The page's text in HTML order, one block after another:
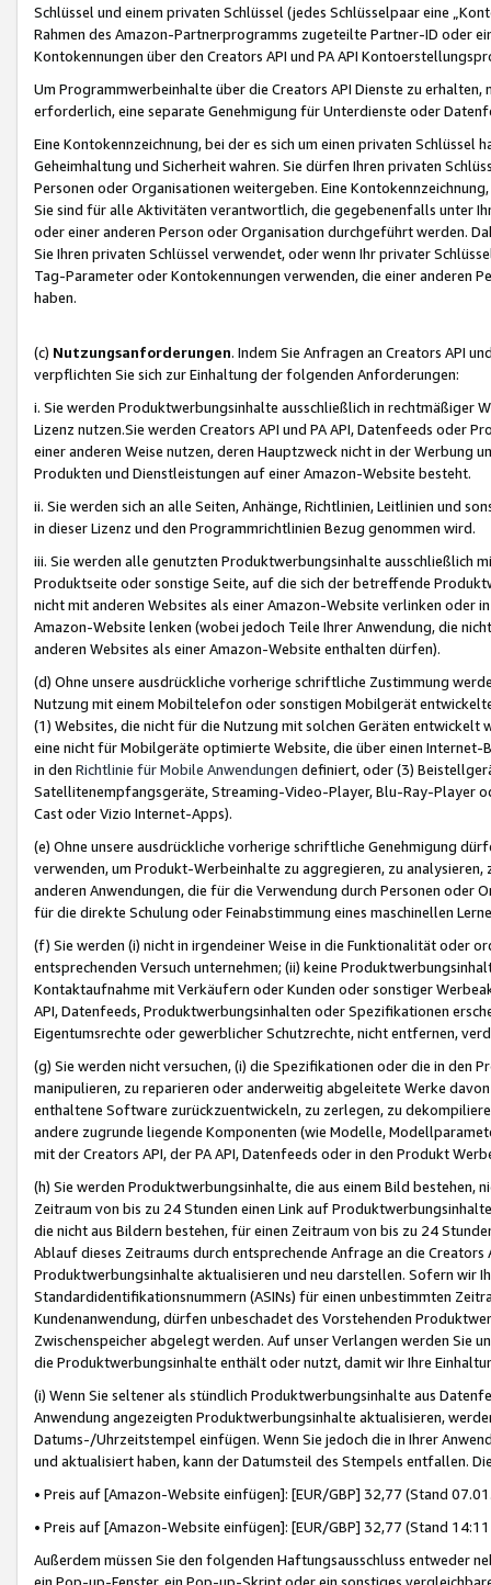
Schlüssel und einem privaten Schlüssel (jedes Schlüsselpaar eine
Rahmen des Amazon-Partnerprogramms zugeteilte Partner-ID oder
Kontokennungen über den Creators API und PA API
Um Programmwerbeinhalte über die Creators API Dienste zu
erforderlich, eine separate Genehmigung für Unterdienste oder
Eine Kontokennzeichnung, bei der es sich um einen privaten
Geheimhaltung und Sicherheit wahren. Sie dürfen Ihren privaten
Personen oder Organisationen weitergeben. Eine
Sie sind für alle Aktivitäten verantwortlich, die gegebenenfalls unter
oder einer anderen Person oder Organisation durchgeführt werden.
Sie Ihren privaten Schlüssel verwendet, oder wenn Ihr privater
Tag-Parameter oder Kontokennungen verwenden, die einer anderen
haben.
(c) Nutzungsanforderungen. Indem Sie Anfragen an Creators API
verpflichten Sie sich zur Einhaltung der folgenden Anforderungen:
i. Sie werden Produktwerbungsinhalte ausschließlich in rechtmäßiger
Lizenz nutzen.Sie werden Creators API und PA API, Datenfeeds oder
einer anderen Weise nutzen, deren Hauptzweck nicht in der Werbung
Produkten und Dienstleistungen auf einer Amazon-Website besteht.
ii. Sie werden sich an alle Seiten, Anhänge, Richtlinien, Leitlinien und
in dieser Lizenz und den Programmrichtlinien Bezug genommen wird.
iii. Sie werden alle genutzten Produktwerbungsinhalte ausschließlich
Produktseite oder sonstige Seite, auf die sich der betreffende
nicht mit anderen Websites als einer Amazon-Website verlinken oder
Amazon-Website lenken (wobei jedoch Teile Ihrer Anwendung, die
anderen Websites als einer Amazon-Website enthalten dürfen).
(d) Ohne unsere ausdrückliche vorherige schriftliche Zustimmung
Nutzung mit einem Mobiltelefon oder sonstigen Mobilgerät
(1) Websites, die nicht für die Nutzung mit solchen Geräten
eine nicht für Mobilgeräte optimierte Website, die über einen
in den Richtlinie für Mobile Anwendungen definiert, oder (3)
Satellitenempfangsgeräte, Streaming-Video-Player, Blu-Ray-Player
Cast oder Vizio Internet-Apps).
(e) Ohne unsere ausdrückliche vorherige schriftliche Genehmigung
verwenden, um Produkt-Werbeinhalte zu aggregieren, zu
anderen Anwendungen, die für die Verwendung durch Personen
für die direkte Schulung oder Feinabstimmung eines maschinellen
(f) Sie werden (i) nicht in irgendeiner Weise in die Funktionalität oder
entsprechenden Versuch unternehmen; (ii) keine
Kontaktaufnahme mit Verkäufern oder Kunden oder sonstiger
API, Datenfeeds, Produktwerbungsinhalten oder Spezifikationen
Eigentumsrechte oder gewerblicher Schutzrechte, nicht entfernen,
(g) Sie werden nicht versuchen, (i) die Spezifikationen oder die in
manipulieren, zu reparieren oder anderweitig abgeleitete Werke
enthaltene Software zurückzuentwickeln, zu zerlegen, zu
andere zugrunde liegende Komponenten (wie Modelle,
mit der Creators API, der PA API, Datenfeeds oder in den Produkt
(h) Sie werden Produktwerbungsinhalte, die aus einem Bild bestehen,
Zeitraum von bis zu 24 Stunden einen Link auf
die nicht aus Bildern bestehen, für einen Zeitraum von bis zu 24
Ablauf dieses Zeitraums durch entsprechende Anfrage an die
Produktwerbungsinhalte aktualisieren und neu darstellen. Sofern wir
Standardidentifikationsnummern (ASINs) für einen unbestimmten
Kundenanwendung, dürfen unbeschadet des Vorstehenden
Zwischenspeicher abgelegt werden. Auf unser Verlangen werden Sie
die Produktwerbungsinhalte enthält oder nutzt, damit wir Ihre
(i) Wenn Sie seltener als stündlich Produktwerbungsinhalte aus
Anwendung angezeigten Produktwerbungsinhalte aktualisieren,
Datums-/Uhrzeitstempel einfügen. Wenn Sie jedoch die in Ihrer
und aktualisiert haben, kann der Datumsteil des Stempels entfallen.
• Preis auf [Amazon-Website einfügen]: [EUR/GBP] 32,77 (Stand
• Preis auf [Amazon-Website einfügen]: [EUR/GBP] 32,77 (Stand
Außerdem müssen Sie den folgenden Haftungsausschluss entweder
ein Pop-up-Fenster, ein Pop-up-Skript oder ein sonstiges